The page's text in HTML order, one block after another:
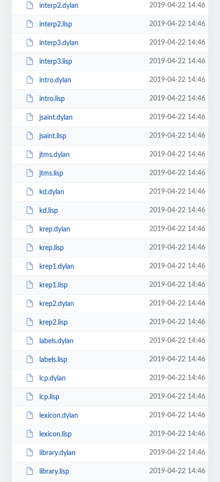
interp2.dylan 2019-04-22 14:46
interp2.lisp 2019-04-22 14:46
interp3.dylan 2019-04-22 14:46
interp3.lisp 2019-04-22 14:46
intro.dylan 2019-04-22 14:46
intro.lisp 2019-04-22 14:46
jsaint.dylan 2019-04-22 14:46
jsaint.lisp 2019-04-22 14:46
jtms.dylan 2019-04-22 14:46
jtms.lisp 2019-04-22 14:46
kd.dylan 2019-04-22 14:46
kd.lisp 2019-04-22 14:46
krep.dylan 2019-04-22 14:46
krep.lisp 2019-04-22 14:46
krep1.dylan 2019-04-22 14:46
krep1.lisp 2019-04-22 14:46
krep2.dylan 2019-04-22 14:46
krep2.lisp 2019-04-22 14:46
labels.dylan 2019-04-22 14:46
labels.lisp 2019-04-22 14:46
lcp.dylan 2019-04-22 14:46
lcp.lisp 2019-04-22 14:46
lexicon.dylan 2019-04-22 14:46
lexicon.lisp 2019-04-22 14:46
library.dylan 2019-04-22 14:46
library.lisp 2019-04-22 14:46